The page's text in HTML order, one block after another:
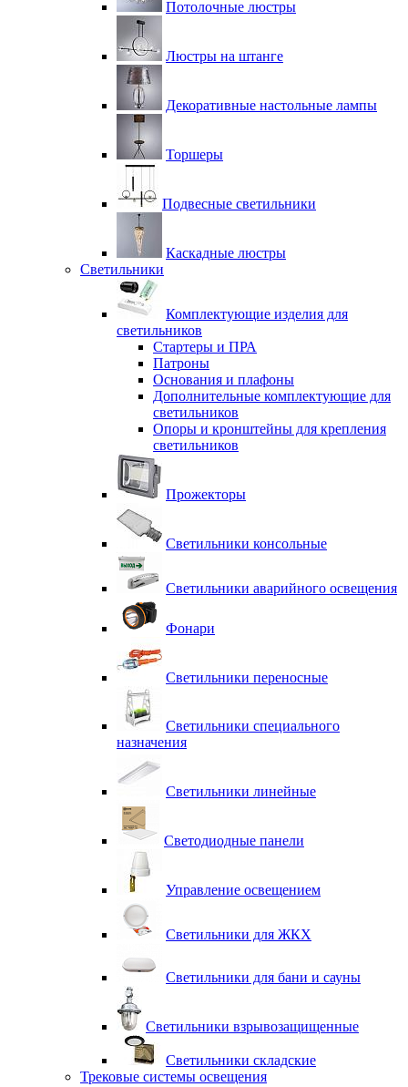
Потолочные люстры
Люстры на штанге
Декоративные настольные лампы
Торшеры
Подвесные светильники
Каскадные люстры
Светильники
Комплектующие изделия для
светильников
Стартеры и ПРА
Патроны
Основания и плафоны
Дополнительные комплектующие для
светильников
Опоры и кронштейны для крепления
светильников
Прожекторы
Светильники консольные
Светильники аварийного освещения
Фонари
Светильники переносные
Светильники специального
назначения
Светильники линейные
Светодиодные панели
Управление освещением
Светильники для ЖКХ
Светильники для бани и сауны
Светильники взрывозащищенные
Светильники складские
Трековые системы освещения